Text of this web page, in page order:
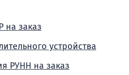
на заказ
устройства
РУНН на заказ